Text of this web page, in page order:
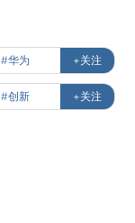
#华为 +关注
#创新 +关注